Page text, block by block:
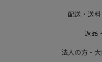
配送・送
返品
法人の方・